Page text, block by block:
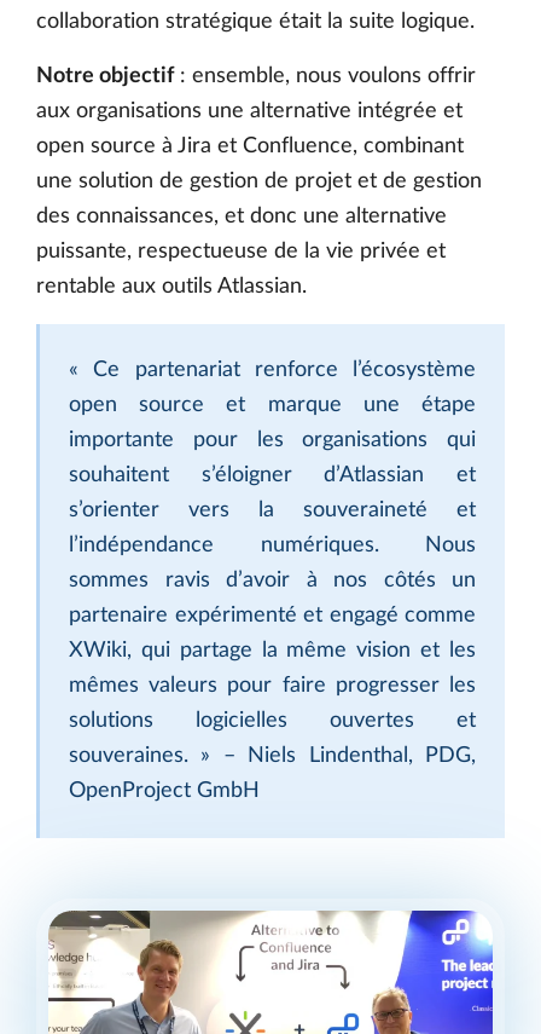
collaboration stratégique était la suite logique.
Notre objectif: ensemble, nous voulons offrir
aux organisations une alternative intégrée et
open source à Jira et Confluence, combinant
une solution de gestion de projet et de gestion
des connaissances, et donc une alternative
puissante, respectueuse de la vie privée et
rentable aux outils Atlassian.
« Ce partenariat renforce l’écosystème
open source et marque une étape
importante pour les organisations qui
souhaitent s’éloigner d’Atlassian et
s’orienter vers la souveraineté et
l’indépendance numériques. Nous
sommes ravis d’avoir à nos côtés un
partenaire expérimenté et engagé comme
XWiki, qui partage la même vision et les
mêmes valeurs pour faire progresser les
solutions logicielles ouvertes et
souveraines. » – Niels Lindenthal, PDG,
OpenProject GmbH